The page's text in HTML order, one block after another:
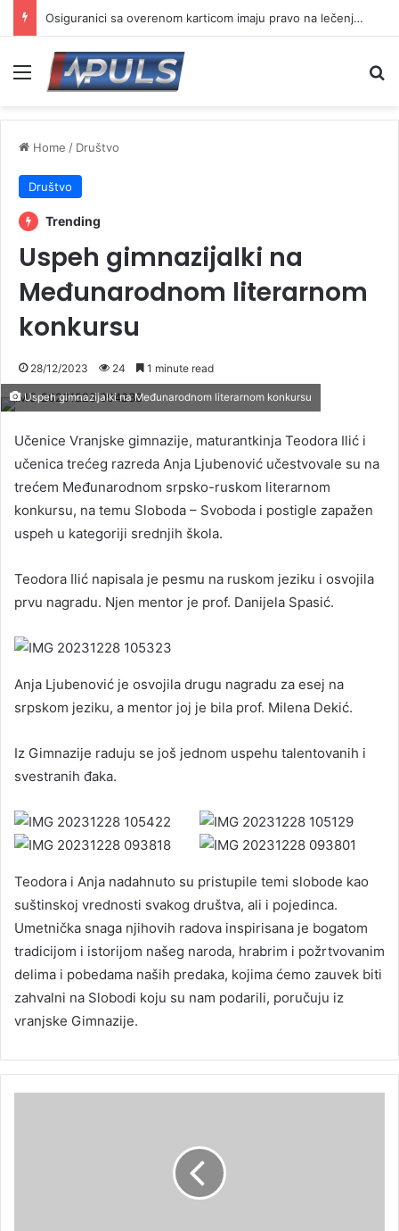
Osiguranici sa overenom karticom imaju pravo na lečenje, bez obzira na rok važenja
Menu
Home / Društvo
Društvo
Trending
Uspeh gimnazijalki na
Međunarodnom literarnom
konkursu
28/12/2023 24 1 minute read
Uspeh gimnazijalki na Međunarodnom literarnom konkursu
Učenice Vranjske gimnazije, maturantkinja Teodora Ilić i
učenica trećeg razreda Anja Ljubenović učestvovale su na
trećem Međunarodnom srpsko-ruskom literarnom
konkursu, na temu Sloboda – Svoboda i postigle zapažen
uspeh u kategoriji srednjih škola.
Teodora Ilić napisala je pesmu na ruskom jeziku i osvojila
prvu nagradu. Njen mentor je prof. Danijela Spasić.
Anja Ljubenović je osvojila drugu nagradu za esej na
srpskom jeziku, a mentor joj je bila prof. Milena Dekić.
Iz Gimnazije raduju se još jednom uspehu talentovanih i
svestranih đaka.
Teodora i Anja nadahnuto su pristupile temi slobode kao
suštinskoj vrednosti svakog društva, ali i pojedinca.
Umetnička snaga njihovih radova inspirisana je bogatom
tradicijom i istorijom našeg naroda, hrabrim i požrtvovanim
delima i pobedama naših predaka, kojima ćemo zauvek biti
zahvalni na Slobodi koju su nam podarili, poručuju iz
vranjske Gimnazije.